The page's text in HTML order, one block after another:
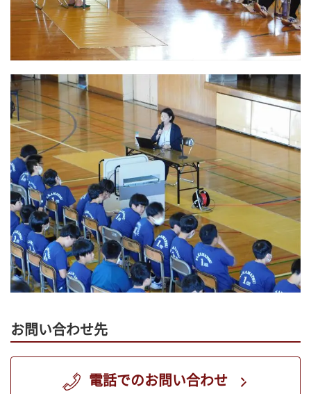
お問い合わせ先
電話でのお問い合わせ